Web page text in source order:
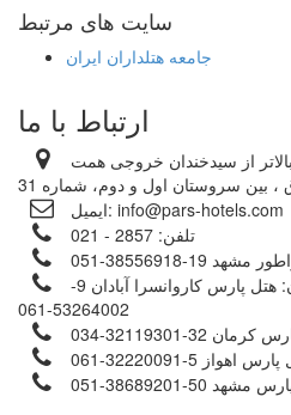
سایت های مرتبط
جامعه هتلداران ایران
ارتباط با ما
از سیدخندان خروجی همت
بین سروستان اول و دوم، شماره 31
ایمیل: info@pars-hotels.com
تلفن:
19-38556918-051
هتل پارس کاروانسرا آبادان 9-
53264002-061
32-32119301-034
اهواز 5-32220091-061
50-38689201-051